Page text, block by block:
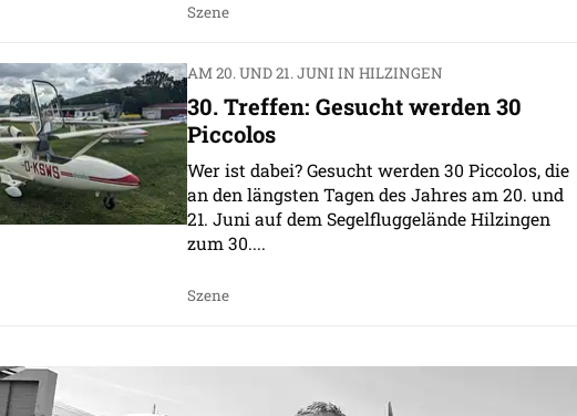
Szene
AM 20. UND 21. JUNI IN HILZINGEN
30. Treffen: Gesucht werden 30
Piccolos
Wer ist dabei? Gesucht werden 30 Piccolos, die
an den längsten Tagen des Jahres am 20. und
21. Juni auf dem Segelfluggelände Hilzingen
zum 30....
Szene